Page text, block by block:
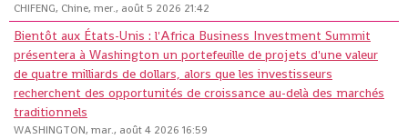
CHIFENG, Chine, mer., août 5 2026 21:42
Bientôt aux États-Unis : l'Africa Business Investment Summit
présentera à Washington un portefeuille de projets d'une valeur
de quatre milliards de dollars, alors que les investisseurs
recherchent des opportunités de croissance au-delà des marchés
traditionnels
WASHINGTON, mar., août 4 2026 16:59